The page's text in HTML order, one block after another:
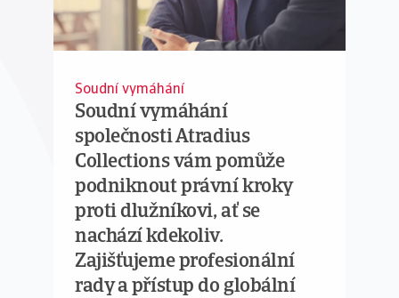
Soudní vymáhání
Soudní vymáhání
společnosti Atradius
Collections vám pomůže
podniknout právní kroky
proti dlužníkovi, ať se
nachází kdekoliv.
Zajišťujeme profesionální
rady a přístup do globální